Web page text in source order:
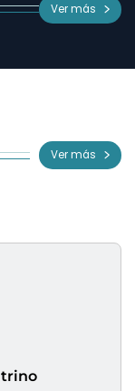
Ver más
Ver más
trino